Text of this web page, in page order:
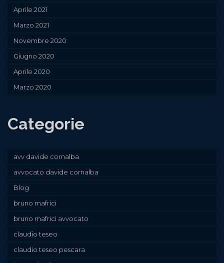
Aprile 2021
Marzo 2021
Novembre 2020
Giugno 2020
Aprile 2020
Marzo 2020
Categorie
avv davide cornalba
avvocato davide cornalba
Blog
bruno mafrici
bruno mafrici avvocato
claudio teseo
claudio teseo pescara